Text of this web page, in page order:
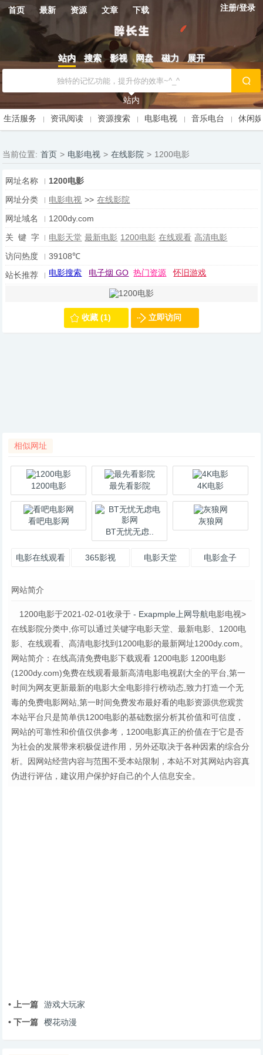
首页 最新 资源 文章 下载 注册/登录
站内 搜索 影视 网盘 磁力 展开
站内
生活服务
资讯阅读 资源搜索 电影电视 音乐电台 休闲
当前位置: 首页 > 电影电视 > 在线影院 > 1200电影
网址名称
1200电影
网址分类
电影电视 >> 在线影院
网址域名
1200dy.com
关 键 字
电影天堂 最新电影 1200电影 在线观看 高清电影
访问热度
39108℃
站长推荐
电影搜索 电子烟 GO 热门资源 怀旧游戏
收藏 (1) 立即访问
相似网址
1200电影 最先看影院 4K电影
看吧电影网
BT无忧无虑..
灰狼网
电影在线观看
365影视
电影天堂 电影盒子
网站简介
1200电影于2021-02-01收录于 - Exapmple上网导航电影电视>
在线影院分类中,你可以通过关键字电影天堂、最新电影、1200电
影、在线观看、高清电影找到1200电影的最新网址1200dy.com。
网站简介：在线高清免费电影下载观看 1200电影 1200电影
(1200dy.com)免费在线观看最新高清电影电视剧大全的平台,第一
时间为网友更新最新的电影大全电影排行榜动态,致力打造一个无
毒的免费电影网站,第一时间免费发布最好看的电影资源供您观赏
本站平台只是简单供1200电影的基础数据分析其价值和可信度，
网站的可靠性和价值仅供参考，1200电影真正的价值在于它是否
为社会的发展带来积极促进作用，另外还取决于各种因素的综合分
析。因网站经营内容与范围不受本站限制，本站不对其网站内容真
伪进行评估，建议用户保护好自己的个人信息安全。
• 上一篇
游戏大玩家
• 下一篇
樱花动漫